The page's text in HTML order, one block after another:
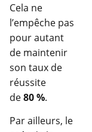
Cela ne
l’empêche pas
pour autant
de maintenir
son taux de
réussite
de80 %.
Par ailleurs, le